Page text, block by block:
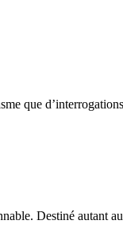
que
Destiné autant